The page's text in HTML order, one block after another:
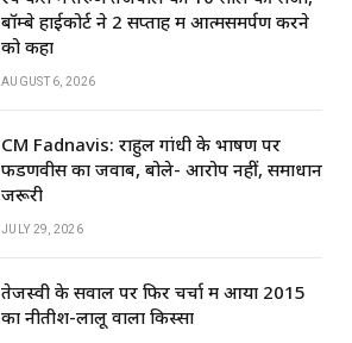
बॉम्बे हाईकोर्ट ने 2 सप्ताह में आत्मसमर्पण करने
को कहा
AUGUST 6, 2026
CM Fadnavis: राहुल गांधी के भाषण पर
फडणवीस का जवाब, बोले- आरोप नहीं, समाधान
जरूरी
JULY 29, 2026
तेजस्वी के सवाल पर फिर चर्चा में आया 2015
का नीतीश-लालू वाला किस्सा